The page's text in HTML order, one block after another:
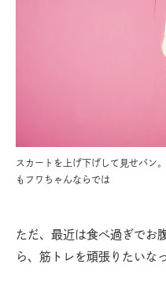
スカートを上げ下げして見せパン
もフワちゃんならでは
ただ、最近は食べ過ぎでお
ら、筋トレを頑張りたいな